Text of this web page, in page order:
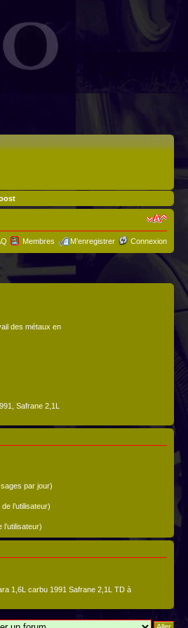
Membres M’enregistrer Connexion
des métaux en
Safrane 2,1L
par jour)
l’utilisateur)
1,6L carbu 1991 Safrane 2,1L TD à